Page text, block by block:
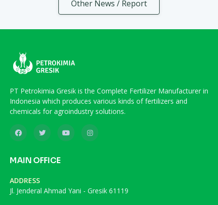
Other News / Report
PT Petrokimia Gresik is the Complete Fertilizer Manufacturer in
Indonesia which produces various kinds of fertilizers and
chemicals for agroindustry solutions.
MAIN OFFICE
ADDRESS
Jl. Jenderal Ahmad Yani - Gresik 61119